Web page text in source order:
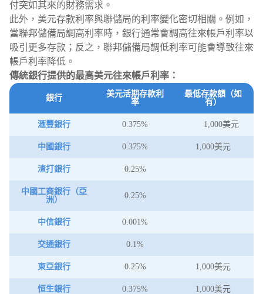
付突如其來的財務需求。
此外，美元存款利率與聯儲局的利率變化密切相關。例如，
當聯邦儲備局調高利率時，銀行通常會調高往來帳戶利率以
吸引更多存款；反之，聯邦儲備局調低利率可能會導致往來
帳戶利率降低。
傳統銀行提供的最高美元往來帳戶利率：
銀行
美元活期存款利
率
最低存款額（如
有）
滙豐銀行 0.375% 1,000美元
中國銀行 0.375% 1,000美元
渣打銀行 0.25%
中國工商銀行（亞
洲）
0.25%
中信銀行 0.001%
交通銀行 0.1%
東亞銀行 0.25% 1,000美元
恒生銀行 0.375% 1,000美元